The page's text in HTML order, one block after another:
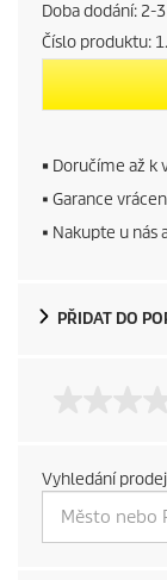
e
n
p
r
d
t
p
Doba dodání: 2-
Číslo produktu:
■ Doručíme až k
■ Garance
■ Nakupte u nás
PŘIDAT DO
Vyhledání